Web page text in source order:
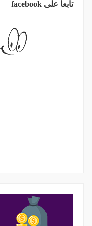
تابعا على facebook